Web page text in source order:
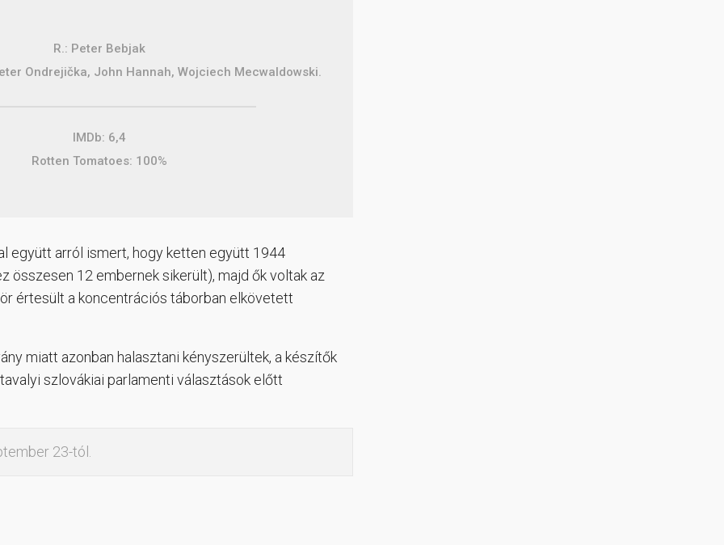
R.: Peter Bebjak
Ondrejička, John Hannah, Wojciech Mecwaldowski.
IMDb: 6,4
Rotten Tomatoes: 100%
együtt arról ismert, hogy ketten együtt 1944
összesen 12 embernek sikerült), majd ők voltak az
értesült a koncentrációs táborban elkövetett
miatt azonban halasztani kényszerültek, a készítők
szlovákiai parlamenti választások előtt
23-tól.